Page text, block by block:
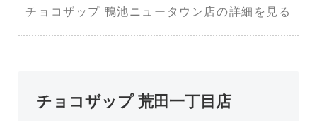
チョコザップ 鴨池ニュータウン店の詳細を見る
チョコザップ 荒田一丁目店